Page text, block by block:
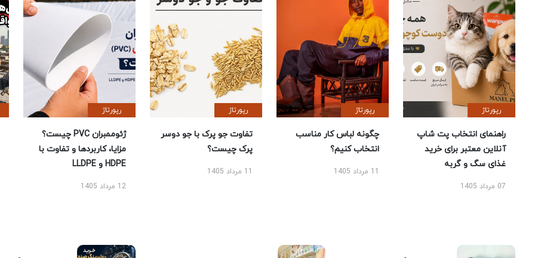
رپورتاژ
راهنمای انتخاب پت شاپ
آنلاین معتبر برای خرید
غذای سگ و گربه
07 مرداد 1405
رپورتاژ
چگونه لباس کار مناسب
انتخاب کنیم؟
11 مرداد 1405
رپورتاژ
تفاوت جو پرک با جو دوسر
پرک چیست؟
11 مرداد 1405
رپورتاژ
ژئوممبران PVC چیست؟
مزایا، کاربردها و تفاوت با
HDPE و LLDPE
12 مرداد 1405